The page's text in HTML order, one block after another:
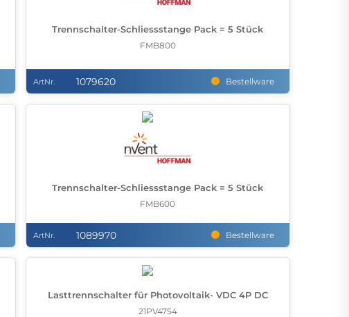
Trennschalter-Schliessstange Pack = 5 Stück
FMB800
ArtNr. 1079620 Bestellware
Trennschalter-Schliessstange Pack = 5 Stück
FMB600
ArtNr. 1089970 Bestellware
Lasttrennschalter für Photovoltaik- VDC 4P DC
21PV4754